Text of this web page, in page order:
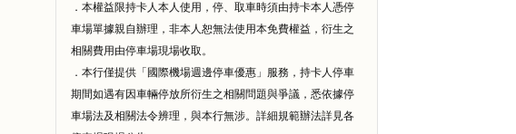
．本權益限持卡人本人使用，停、取車時須由持卡本人憑停
車場單據親自辦理，非本人恕無法使用本免費權益，衍生之
相關費用由停車場現場收取。
．本行僅提供「國際機場週邊停車優惠」服務，持卡人停車
期間如遇有因車輛停放所衍生之相關問題與爭議，悉依據停
車場法及相關法令辨理，與本行無涉。詳細規範辦法詳見各